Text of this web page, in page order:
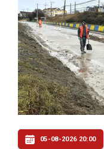
05-08-2026 20:00